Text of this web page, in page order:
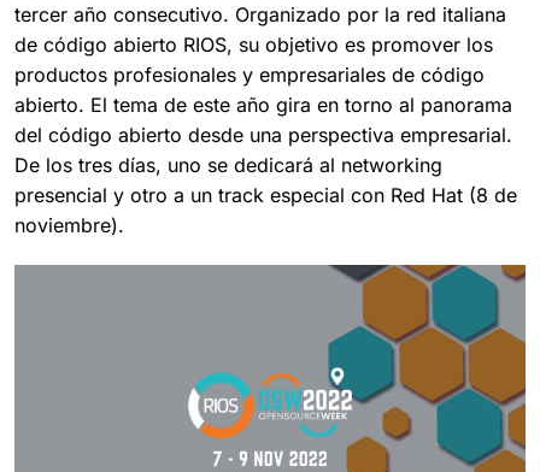
tercer año consecutivo. Organizado por la red italiana
de código abierto RIOS, su objetivo es promover los
productos profesionales y empresariales de código
abierto. El tema de este año gira en torno al panorama
del código abierto desde una perspectiva empresarial.
De los tres días, uno se dedicará al networking
presencial y otro a un track especial con Red Hat (8 de
noviembre).